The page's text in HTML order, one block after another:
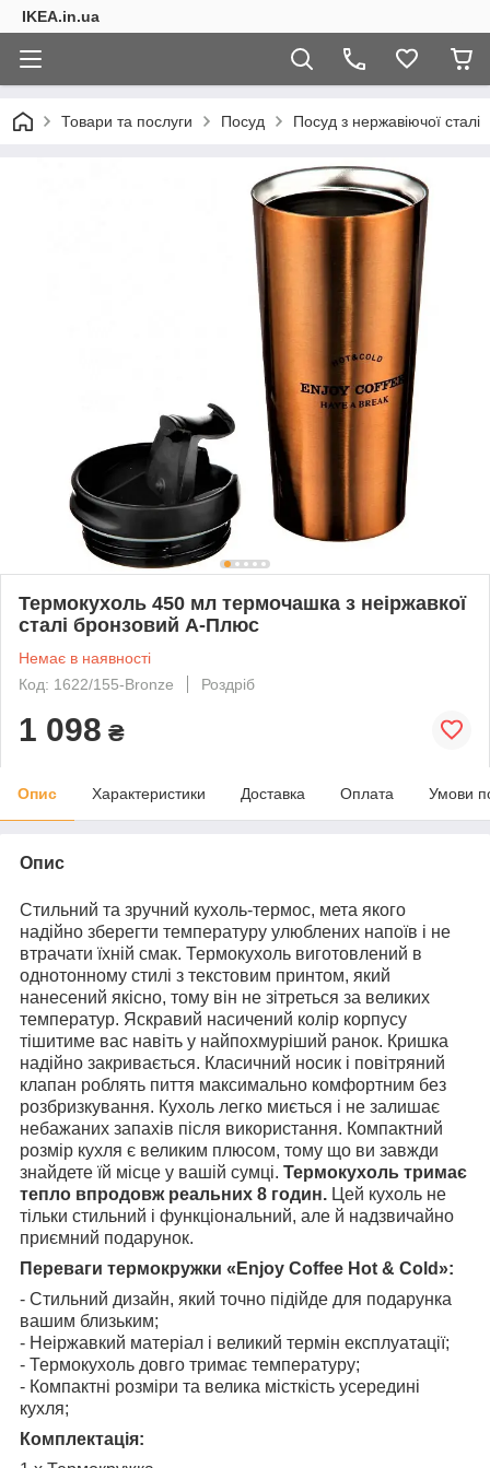
IKEA.in.ua
Товари та послуги Посуд Посуд з нержавіючої сталі
Термокухоль 450 мл термочашка з неіржавкої
сталі бронзовий А-Плюс
Немає в наявності
Код: 1622/155-Bronze
Роздріб
1 098 ₴
Опис Характеристики Доставка Оплата Умови
Опис
Стильний та зручний кухоль-термос, мета якого
надійно зберегти температуру улюблених напоїв і не
втрачати їхній смак. Термокухоль виготовлений в
однотонному стилі з текстовим принтом, який
нанесений якісно, тому він не зітреться за великих
температур. Яскравий насичений колір корпусу
тішитиме вас навіть у найпохмуріший ранок. Кришка
надійно закривається. Класичний носик і повітряний
клапан роблять пиття максимально комфортним без
розбризкування. Кухоль легко миється і не залишає
небажаних запахів після використання. Компактний
розмір кухля є великим плюсом, тому що ви завжди
знайдете їй місце у вашій сумці. Термокухоль тримає
тепло впродовж реальних 8 годин. Цей кухоль не
тільки стильний і функціональний, але й надзвичайно
приємний подарунок.
Переваги термокружки «Enjoy Coffee Hot & Cold»:
- Стильний дизайн, який точно підійде для подарунка
вашим близьким;
- Неіржавкий матеріал і великий термін експлуатації;
- Термокухоль довго тримає температуру;
- Компактні розміри та велика місткість усередині
кухля;
Комплектація: